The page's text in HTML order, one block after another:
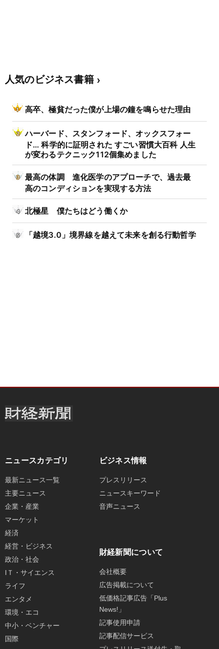
人気のビジネス書籍
高卒、極貧だった僕が上場の鐘を鳴らせた理由
ハーバード、スタンフォード、オックスフォー
ド… 科学的に証明された すごい習慣大百科 人生
が変わるテクニック112個集めました
最高の体調 進化医学のアプローチで、過去最
高のコンディションを実現する方法
北極星 僕たちはどう働くか
「越境3.0」境界線を越えて未来を創る行動哲学
ニュースカテゴリ
最新ニュース一覧
主要ニュース
企業・産業
マーケット
経済
経営・ビジネス
政治・社会
IＴ・サイエンス
ライフ
エンタメ
環境・エコ
中小・ベンチャー
国際
ビジネス情報
プレスリリース
ニュースキーワード
音声ニュース
財経新聞について
会社概要
広告掲載について
低価格記事広告「Plus
News!」
記事使用申請
記事配信サービス